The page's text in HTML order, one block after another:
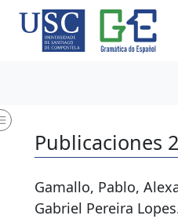
Publicaciones
Gamallo, Pablo,
Gabriel Pereira